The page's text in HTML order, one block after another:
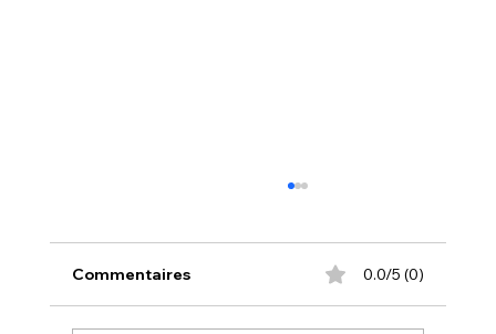
Commentaires 0.0/5 (0)